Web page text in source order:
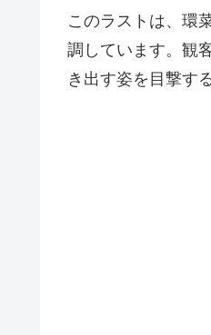
このラストは、環
調しています。観
き出す姿を目撃す